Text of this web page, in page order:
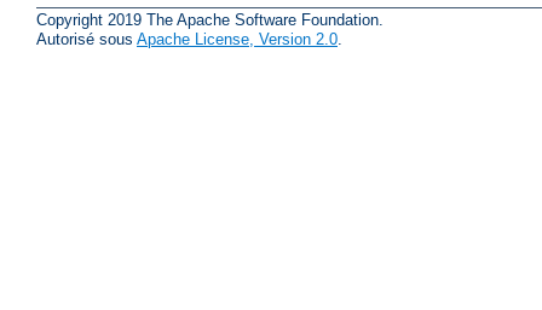
Copyright 2019 The Apache Software Foundation.
Autorisé sous Apache License, Version 2.0.